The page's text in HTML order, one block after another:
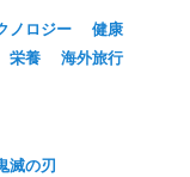
ノロジー
健康
栄養
海外旅行
滅の刃